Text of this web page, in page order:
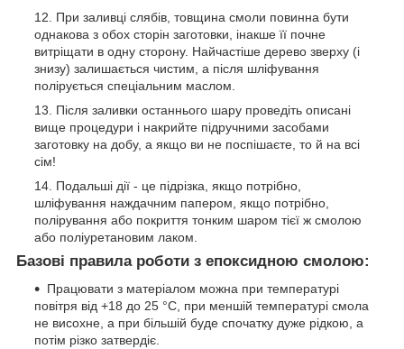
При заливці слябів, товщина смоли повинна бути
однакова з обох сторін заготовки, інакше її почне
витріщати в одну сторону. Найчастіше дерево зверху (і
знизу) залишається чистим, а після шліфування
полірується спеціальним маслом.
Після заливки останнього шару проведіть описані
вище процедури і накрийте підручними засобами
заготовку на добу, а якщо ви не поспішаєте, то й на всі
сім!
Подальші дії - це підрізка, якщо потрібно,
шліфування наждачним папером, якщо потрібно,
полірування або покриття тонким шаром тієї ж смолою
або поліуретановим лаком.
Базові правила роботи з епоксидною смолою:
Працювати з матеріалом можна при температурі
повітря від +18 до 25 °С, при меншій температурі смола
не висохне, а при більшій буде спочатку дуже рідкою, а
потім різко затвердіє.